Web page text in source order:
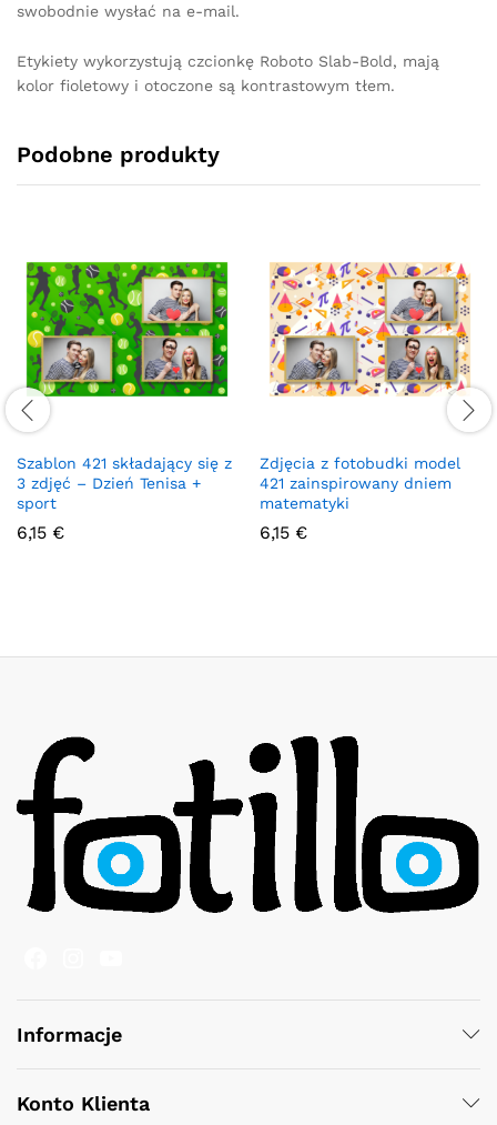
swobodnie wysłać na e-mail.
Etykiety wykorzystują czcionkę Roboto Slab-Bold, mają
kolor fioletowy i otoczone są kontrastowym tłem.
Podobne produkty
Szablon 421 składający się z
3 zdjęć – Dzień Tenisa +
sport
6,15 €
Zdjęcia z fotobudki model
421 zainspirowany dniem
matematyki
6,15 €
Informacje
Konto Klienta